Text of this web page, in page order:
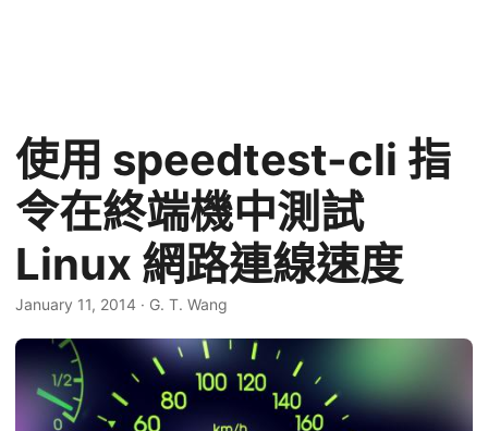
使用 speedtest-cli 指
令在終端機中測試
Linux 網路連線速度
January 11, 2014 · G. T. Wang